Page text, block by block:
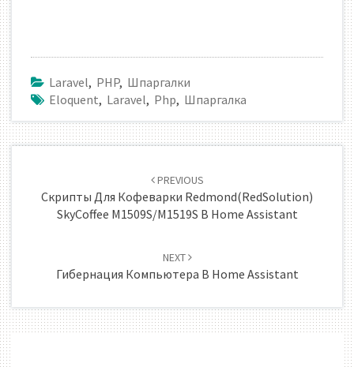
Laravel, PHP, Шпаргалки
Eloquent, Laravel, Php, Шпаргалка
записям
PREVIOUS
Скрипты Для Кофеварки Redmond(RedSolution)
SkyCoffee M1509S/M1519S В Home Assistant
NEXT
Гибернация Компьютера В Home Assistant